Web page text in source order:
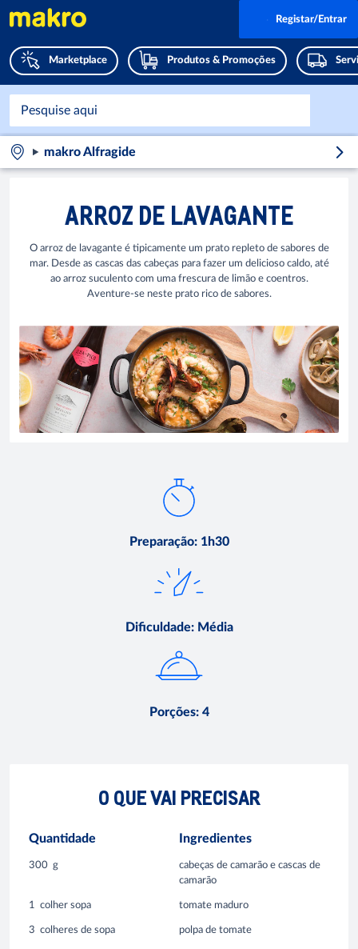
Marketplace Produtos & Promoções
Registar/Entrar
makro Alfragide
ARROZ DE LAVAGANTE
O arroz de lavagante é tipicamente um prato repleto de sabores de
mar. Desde as cascas das cabeças para fazer um delicioso caldo, até
ao arroz suculento com uma frescura de limão e coentros.
Aventure-se neste prato rico de sabores.
Preparação: 1h30
Dificuldade: Média
Porções: 4
O QUE VAI PRECISAR
Quantidade Ingredientes
300 g
cabeças de camarão e cascas de
camarão
1 colher sopa tomate maduro
3 colheres de sopa polpa de tomate